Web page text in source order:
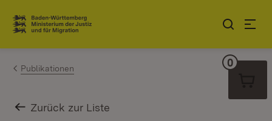
Zum Inhalt springen
Link zur Startseite
Publikationen
Zurück zur Liste
0